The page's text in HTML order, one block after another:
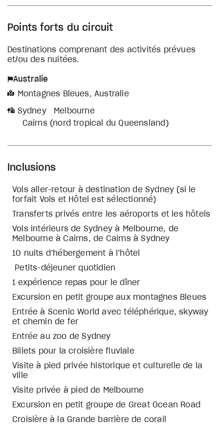
Points forts du circuit
Destinations comprenant des activités prévues
et/ou des nuitées.
Australie
Montagnes Bleues, Australie
Sydney
Melbourne
Cairns (nord tropical du Queensland)
Inclusions
Vols aller-retour à destination de Sydney (si le
forfait Vols et Hôtel est sélectionné)
Transferts privés entre les aéroports et les hôtels
Vols intérieurs de Sydney à Melbourne, de
Melbourne à Cairns, de Cairns à Sydney
10 nuits d’hébergement à l’hôtel
Petits-déjeuner quotidien
1 expérience repas pour le dîner
Excursion en petit groupe aux montagnes Bleues
Entrée à Scenic World avec téléphérique, skyway
et chemin de fer
Entrée au zoo de Sydney
Billets pour la croisière fluviale
Visite à pied privée historique et culturelle de la
ville
Visite privée à pied de Melbourne
Excursion en petit groupe de Great Ocean Road
Croisière à la Grande barrière de corail